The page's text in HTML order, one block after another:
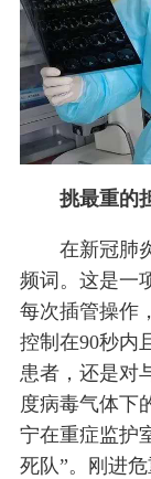
挑最重的
在新冠肺
频词。这是一
每次插管操作
控制在90秒内
患者，还是对
度病毒气体下
宁在重症监护
死队”。刚进